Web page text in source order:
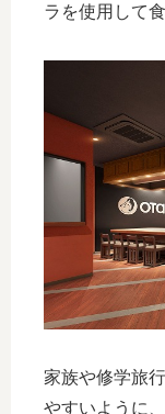
ラを使用して
家族や修学旅
やすいように